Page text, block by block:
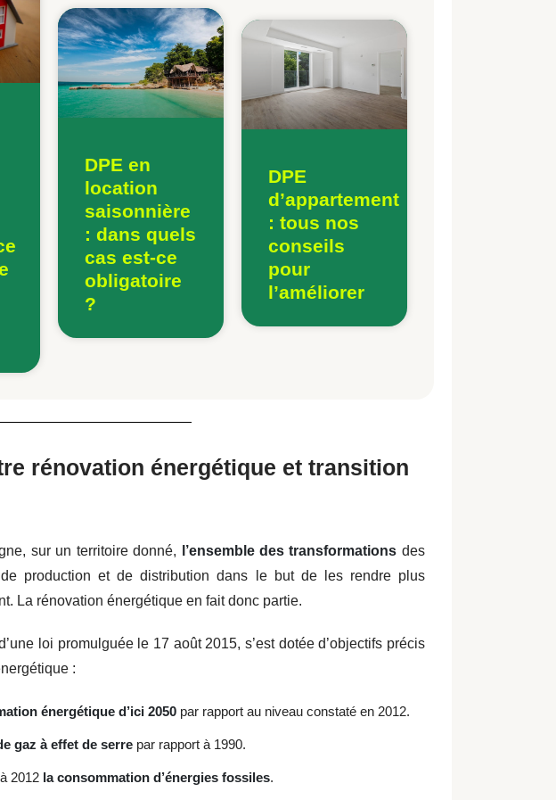
DPE en
location
saisonnière
: dans quels
cas est-ce
obligatoire
?
DPE
d’appartement
: tous nos
conseils
pour
l’améliorer
rénovation énergétique et transition
sur un territoire donné, l’ensemble des transformations des
de production et de distribution dans le but de les rendre plus
. La rénovation énergétique en fait donc partie.
loi promulguée le 17 août 2015, s’est dotée d’objectifs précis
:
énergétique d’ici 2050par rapport au niveau constaté en 2012.
gaz à effet de serrepar rapport à 1990.
2012 la consommation d’énergies fossiles.